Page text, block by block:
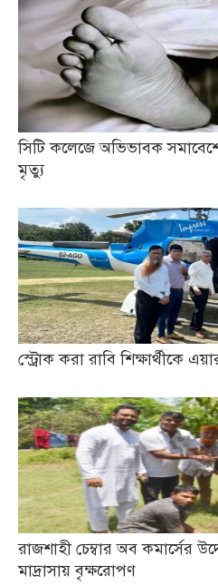
সিটি কলেজে অভিভাবক
মৃত্যু
স্ট্রোক করা রাবি শিক্ষার্থীকে
রাজশাহী চেম্বার অব কমার্সের
মাদ্রাসায় বৃক্ষরোপণ